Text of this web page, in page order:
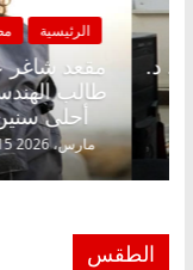
مصر ناس وناس
على الإفطار
فاروق خبير
الطقس